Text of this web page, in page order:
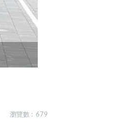
瀏覽數 : 679